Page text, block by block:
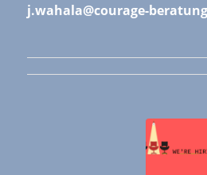
j.wahala@courage-